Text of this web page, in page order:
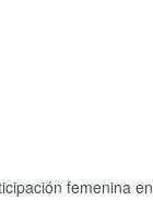
femenina en